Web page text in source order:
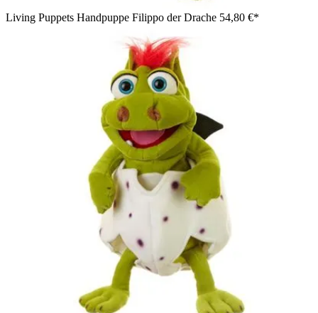
Living Puppets Handpuppe Filippo der Drache 54,80 €*